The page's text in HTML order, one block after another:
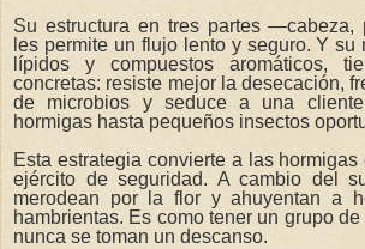
Su estructura en tres partes
les permite un flujo lento y seguro. Y su
lípidos y compuestos aromáticos,
concretas: resiste mejor la desecación,
de microbios y seduce a una
hormigas hasta pequeños insectos
Esta estrategia convierte a las
ejército de seguridad. A cambio del
merodean por la flor y ahuyentan a
hambrientas. Es como tener un grupo
nunca se toman un descanso.